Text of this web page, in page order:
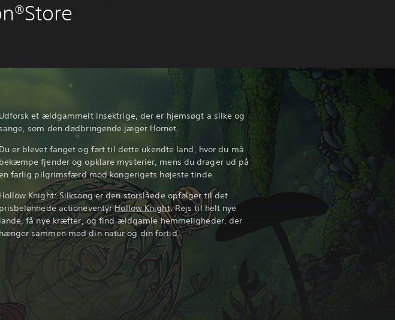
Udforsk et ældgammelt insektrige, der er hjemsøgt a silke og
som den dødbringende jæger Hornet.
Du er blevet fanget og ført til dette ukendte land, hvor du må
bekæmpe fjender og opklare mysterier, mens du drager ud på
farlig pilgrimsfærd mod kongerigets højeste tinde.
Hollow Knight: Silksong er den storslåede opfølger til det
prisbelønnede actioneventyrHollow Knight. Rejs til helt nye
lande, få nye kræfter, og find ældgamle hemmeligheder, der
hænger sammen med din natur og din fortid.